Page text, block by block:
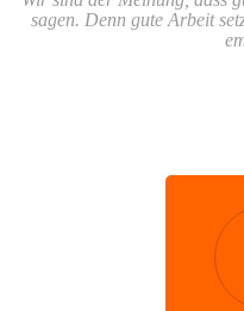
sagen. Denn gute Arbeit